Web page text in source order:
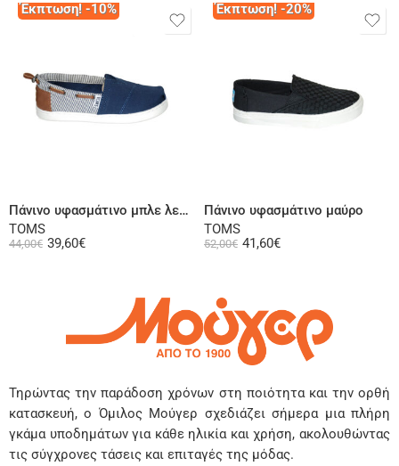
Έκπτωση! -10%
Πάνινο υφασμάτινο μπλε λευκό
TOMS
44,00€ 39,60€
Έκπτωση! -20%
Πάνινο υφασμάτινο μαύρο
TOMS
52,00€ 41,60€
Τηρώντας την παράδοση χρόνων στη ποιότητα και την ορθή
κατασκευή, ο Όμιλος Μούγερ σχεδιάζει σήμερα μια πλήρη
γκάμα υποδημάτων για κάθε ηλικία και χρήση, ακολουθώντας
τις σύγχρονες τάσεις και επιταγές της μόδας.